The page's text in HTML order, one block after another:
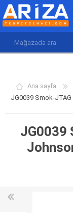
İSTEK LISTESI (0)
Ana sayfa
JG0039 Smok-
JG0039